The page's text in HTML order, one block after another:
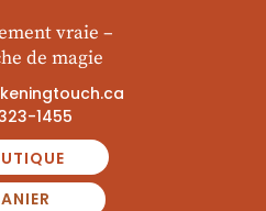
vraie –
de magie
1455